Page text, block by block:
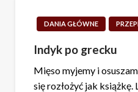
DANIA GŁÓWNE
Indyk po grecku
Mięso myjemy i
się rozłożyć jak książkę.